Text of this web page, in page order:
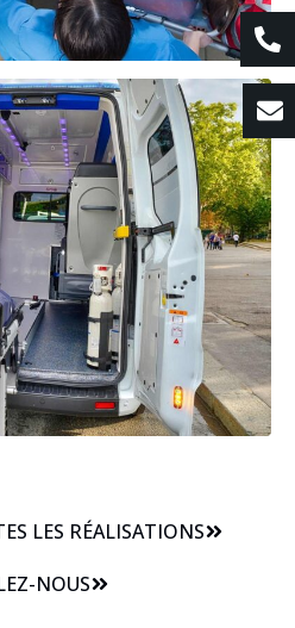
LES RÉALISATIONS
NOUS